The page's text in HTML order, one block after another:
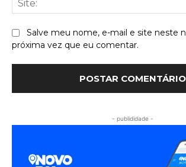
Salve meu nome, e-mail e site neste
próxima vez que eu comentar.
- publididade -